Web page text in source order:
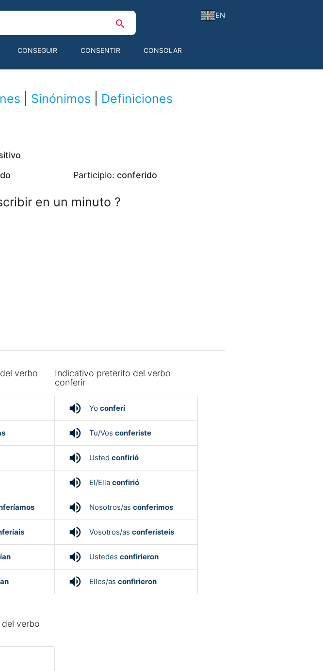
EN
search
CONSEGUIR CONSENTIR CONSOLAR
Sinónimos Definiciones
Participio: conferido
en un minuto ?
verbo
Indicativo preterito del verbo
conferir
volume_up Yoconferí
volume_up Tu/Vosconferiste
volume_up Ustedconfirió
volume_up El/Ellaconfirió
volume_up Nosotros/asconferimos
volume_up Vosotros/asconferisteis
volume_up Ustedesconfirieron
volume_up Ellos/asconfirieron
verbo